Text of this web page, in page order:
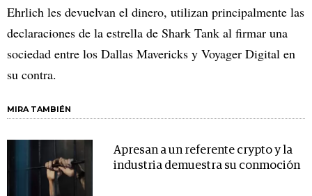
Ehrlich les devuelvan el dinero, utilizan principalmente las
declaraciones de la estrella de Shark Tank al firmar una
sociedad entre los Dallas Mavericks y Voyager Digital en
su contra.
MIRA TAMBIÉN
Apresan a un referente crypto y la
industria demuestra su conmoción